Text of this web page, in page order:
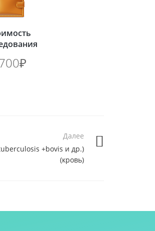
Далее
+bovis и др.)
(кровь)